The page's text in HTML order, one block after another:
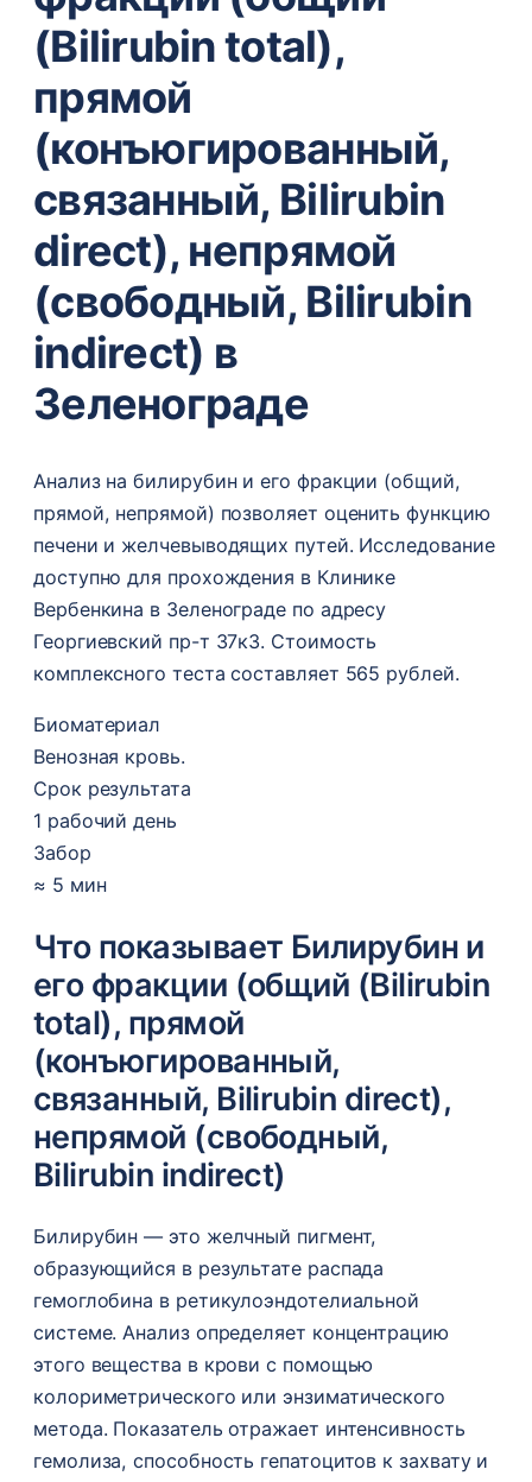
(Bilirubin total),
прямой
(конъюгированный,
связанный, Bilirubin
direct), непрямой
(свободный, Bilirubin
indirect) в
Зеленограде
Анализ на билирубин и его фракции (общий,
прямой, непрямой) позволяет оценить функцию
печени и желчевыводящих путей. Исследование
доступно для прохождения в Клинике
Вербенкина в Зеленограде по адресу
Георгиевский пр-т 37к3. Стоимость
комплексного теста составляет 565 рублей.
Биоматериал
Венозная кровь.
Срок результата
1 рабочий день
Забор
≈ 5 мин
Что показывает Билирубин и
его фракции (общий (Bilirubin
total), прямой
(конъюгированный,
связанный, Bilirubin direct),
непрямой (свободный,
Bilirubin indirect)
Билирубин — это желчный пигмент,
образующийся в результате распада
гемоглобина в ретикулоэндотелиальной
системе. Анализ определяет концентрацию
этого вещества в крови с помощью
колориметрического или энзиматического
метода. Показатель отражает интенсивность
гемолиза, способность гепатоцитов к захвату и